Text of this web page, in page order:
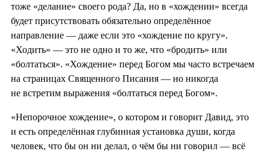
тоже «делание» своего рода? Да, но в «хождении» всегда
будет присутствовать обязательно определённое
направление — даже если это «хождение по кругу».
«Ходить» — это не одно и то же, что «бродить» или
«болтаться». «Хождение» перед Богом мы часто встречаем
на страницах Священного Писания — но никогда
не встретим выражения «болтаться перед Богом».
«Непорочное хождение», о котором и говорит Давид, это
и есть определённая глубинная установка души, когда
человек, что бы он ни делал, о чём бы ни говорил — всё